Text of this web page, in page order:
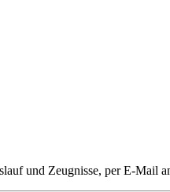
und Zeugnisse, per E-Mail